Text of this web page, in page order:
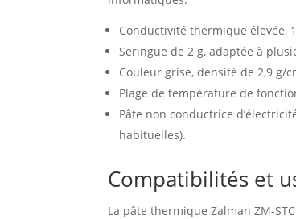
Conductivité thermique élevée,
Seringue de 2 g, adaptée à
Couleur grise, densité de 2,9 g/
Plage de température de
Pâte non conductrice
habituelles).
Compatibilités et
La pâte thermique Zalman ZM-